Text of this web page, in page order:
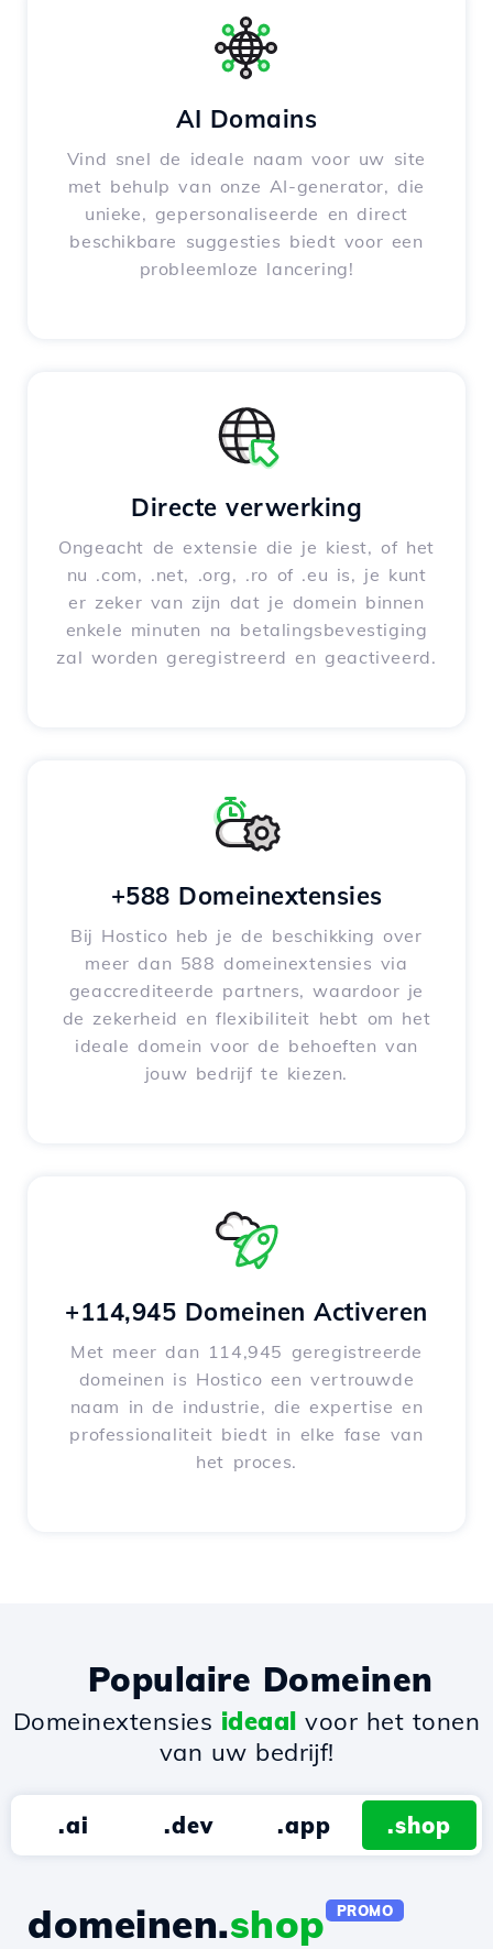
AI Domains
Vind snel de ideale naam voor uw site
met behulp van onze AI-generator, die
unieke, gepersonaliseerde en direct
beschikbare suggesties biedt voor een
probleemloze lancering!
Directe verwerking
Ongeacht de extensie die je kiest, of het
nu .com, .net, .org, .ro of .eu is, je kunt
er zeker van zijn dat je domein binnen
enkele minuten na betalingsbevestiging
zal worden geregistreerd en geactiveerd.
+588 Domeinextensies
Bij Hostico heb je de beschikking over
meer dan 588 domeinextensies via
geaccrediteerde partners, waardoor je
de zekerheid en flexibiliteit hebt om het
ideale domein voor de behoeften van
jouw bedrijf te kiezen.
+114,945 Domeinen Activeren
Met meer dan 114,945 geregistreerde
domeinen is Hostico een vertrouwde
naam in de industrie, die expertise en
professionaliteit biedt in elke fase van
het proces.
Populaire Domeinen
Domeinextensies ideaal voor het tonen
van uw bedrijf!
.ai .dev .app .shop
domeinen.shop PROMO